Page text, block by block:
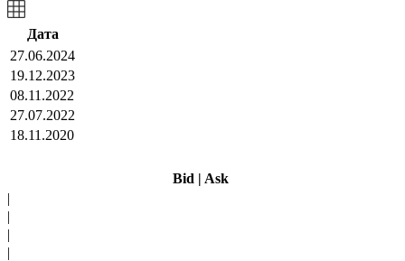
Дата
27.06.2024
19.12.2023
08.11.2022
27.07.2022
18.11.2020
Bid | Ask
|
|
|
|